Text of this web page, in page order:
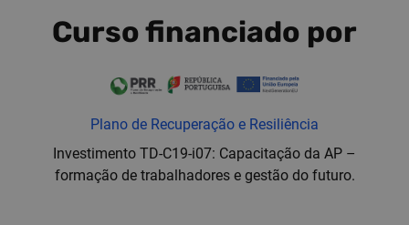
Curso financiado por
Plano de Recuperação e Resiliência
Investimento TD-C19-i07: Capacitação da AP –
formação de trabalhadores e gestão do futuro.